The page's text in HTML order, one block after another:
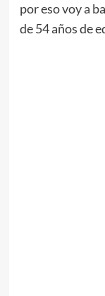
por eso voy a
de 54 años de